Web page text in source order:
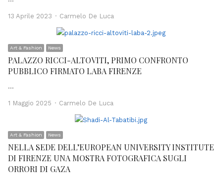
13 Aprile 2023 Author
Carmelo De Luca
Art & Fashion News
PALAZZO RICCI-ALTOVITI, PRIMO CONFRONTO
PUBBLICO FIRMATO LABA FIRENZE
…
1 Maggio 2025 Author
Carmelo De Luca
Art & Fashion News
NELLA SEDE DELL’EUROPEAN UNIVERSITY INSTITUTE
DI FIRENZE UNA MOSTRA FOTOGRAFICA SUGLI
ORRORI DI GAZA